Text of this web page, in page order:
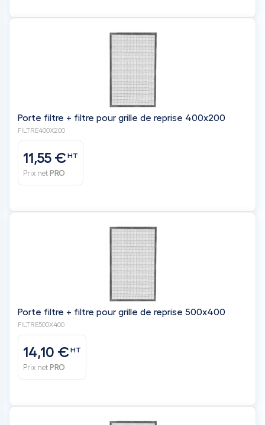
Porte filtre + filtre pour grille de reprise 400x200
FILTRE400X200
11,55 €HT
Prix net PRO
Porte filtre + filtre pour grille de reprise 500x400
FILTRE500X400
14,10 €HT
Prix net PRO